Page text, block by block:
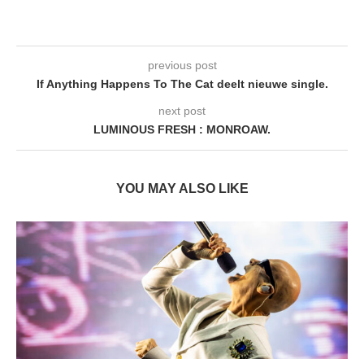
previous post
If Anything Happens To The Cat deelt nieuwe single.
next post
LUMINOUS FRESH : MONROAW.
YOU MAY ALSO LIKE